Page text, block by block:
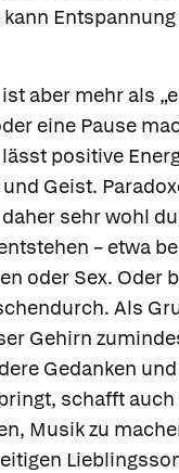
aber mehr als
eine Pause
positive
Geist.
sehr wohl
– etwa
oder Sex. Oder
Als
Gehirn
Gedanken
schafft
Musik zu